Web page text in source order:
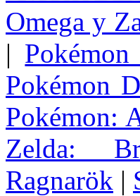
Omega y
|
Pokémon
Pokémon:
Zelda:
Ragnarök |